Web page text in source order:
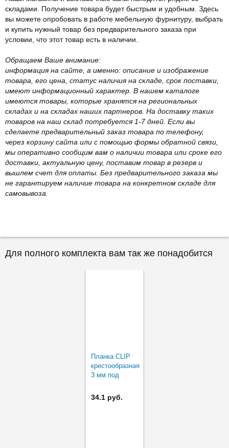
складами. Получение товара будет быстрым и удобным. Здесь
вы можете опробовать в работе мебельную фурнитуру, выбрать
и купить нужный товар без предварительного заказа при
условии, что этот товар есть в наличии.
Обращаем Ваше внимание:
информация на сайте, а именно: описание и изображение
товара, его цена, статус наличия на складе, срок поставки,
имеют информационный характер. В нашем каталоге
имеются товары, которые хранятся на региональных
складах и на складах наших партнеров. На доставку таких
товаров на наш склад потребуется 1-7 дней. Если вы
сделаете предварительный заказ товара по телефону,
через корзину сайта или с помощью формы обратной связи,
мы оперативно сообщим вам о наличии товара или сроке его
доставки, актуальную цену, поставим товар в резерв и
вышлем счет для оплаты. Без предварительного заказа мы
не гарантируем наличие товара на конкретном складе для
самовывоза.
Для полного комплекта вам так же понадобится
Планка CLIP
крестообразная
3 мм под
34.1 руб.